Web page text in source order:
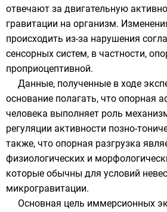
отвечают за двигательную
гравитации на организм.
происходить из-за нарушения
сенсорных систем, в частности,
проприоцептивной.
Данные, полученные в ходе
основание полагать, что опорная
человека выполняет роль
регуляции активности позно-
также, что опорная разгрузка
физиологических и
которые обычны для условий
микрогравитации.
Основная цель иммерсионных